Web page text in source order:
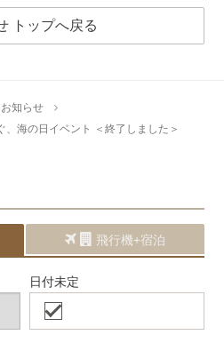
トップへ戻る
お知らせ
、海の日イベント ＜終了しました＞
飛行機+宿泊
日付未定